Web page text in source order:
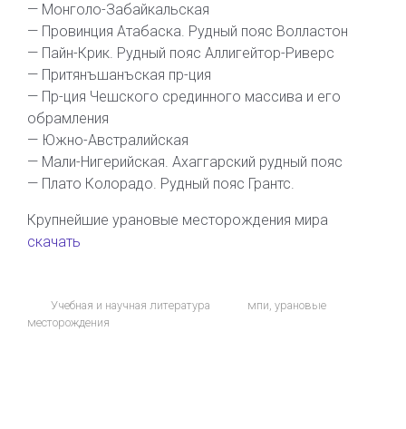
— Монголо-Забайкальская
— Провинция Атабаска. Рудный пояс Волластон
— Пайн-Крик. Рудный пояс Аллигейтор-Риверс
— Притянъшанъская пр-ция
— Пр-ция Чешского срединного массива и его
обрамления
— Южно-Австралийская
— Мали-Нигерийская. Ахаггарский рудный пояс
— Плато Колорадо. Рудный пояс Грантс.
Крупнейшие урановые месторождения мира
скачать
Учебная и научная литература мпи,урановые
месторождения